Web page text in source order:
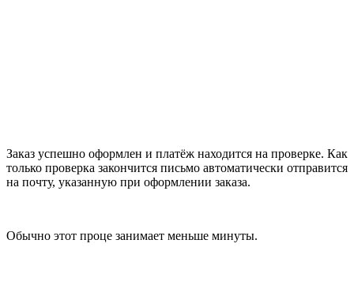
Заказ успешно оформлен и платёж находится на проверке. Как
только проверка закончится письмо автоматически отправится
на почту, указанную при оформлении заказа.
Обычно этот проце занимает меньше минуты.